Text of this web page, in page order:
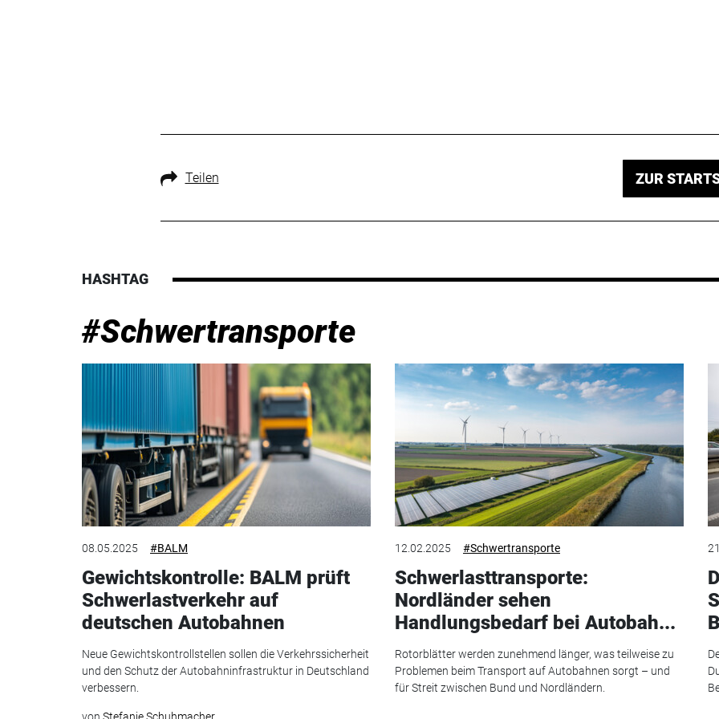
Teilen ZUR
HASHTAG
#Schwertransporte
08.05.2025 #BALM
Gewichtskontrolle: BALM prüft
Schwerlastverkehr auf
deutschen Autobahnen
Neue Gewichtskontrollstellen sollen die Verkehrssicherheit
und den Schutz der Autobahninfrastruktur in Deutschland
verbessern.
12.02.2025 #Schwertransporte
Schwerlasttransporte:
Nordländer sehen
Handlungsbedarf bei Autobah...
Rotorblätter werden zunehmend länger, was teilweise zu
Problemen beim Transport auf Autobahnen sorgt – und
für Streit zwischen Bund und Nordländern.